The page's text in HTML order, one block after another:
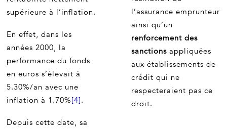
supérieure à l’inflation.
En effet, dans les
années 2000, la
performance du fonds
en euros s’élevait à
5.30%/an avec une
inflation à 1.70%[4].
Depuis cette date, sa
l’assurance emprunteur
ainsi qu’un
renforcement des
sanctions appliquées
aux établissements de
crédit qui ne
respecteraient pas ce
droit.